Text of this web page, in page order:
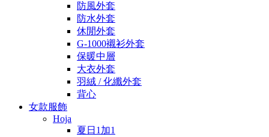
防風外套
防水外套
休閒外套
G-1000襯衫外套
保暖中層
大衣外套
羽絨 / 化纖外套
背心
女款服飾
Hoja
夏日1加1